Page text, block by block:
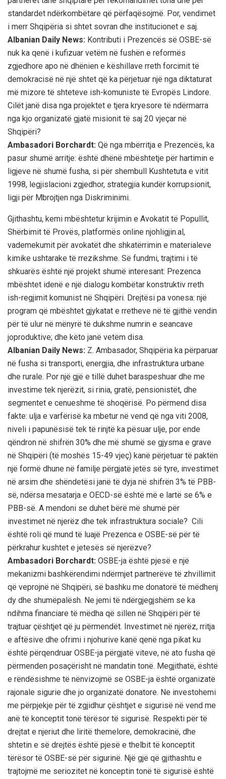
standardet ndërkombëtare që përfaqësojmë. Por, vendimet
i merr Shqipëria si shtet sovran dhe institucionet e saj.
Albanian Daily News: Kontributi i Prezencës së OSBE-së
nuk ka qenë i kufizuar vetëm në fushën e reformës
zgjedhore apo në dhënien e këshillave rreth forcimit të
demokracisë në një shtet që ka përjetuar një nga diktaturat
më mizore të shteteve ish-komuniste të Evropës Lindore.
Cilët janë disa nga projektet e tjera kryesore të ndërmarra
nga kjo organizatë gjatë misionit të saj 20 vjeçar në
Shqipëri?
Ambasadori Borchardt: Që nga mbërritja e Prezencës, ka
pasur shumë arritje: është dhënë mbështetje për hartimin e
ligjeve në shumë fusha, si për shembull Kushtetuta e vitit
1998, legjislacioni zgjedhor, strategjia kundër korrupsionit,
ligji për Mbrojtjen nga Diskriminimi.
Gjithashtu, kemi mbështetur krijimin e Avokatit të Popullit,
Shërbimit të Provës, platformës online njohligjin.al,
vademekumit për avokatët dhe shkatërrimin e materialeve
kimike ushtarake të rrezikshme. Së fundmi, trajtimi i të
shkuarës është një projekt shumë interesant: Prezenca
mbështet idenë e një dialogu kombëtar konstruktiv rreth
ish-regjimit komunist në Shqipëri. Drejtësi pa vonesa: një
program që mbështet gjykatat e rretheve në të gjithë vendin
për të ulur në mënyrë të dukshme numrin e seancave
joproduktive; dhe këto janë vetëm disa.
Albanian Daily News: Z. Ambasador, Shqipëria ka përparuar
në fusha si transporti, energjia, dhe infrastruktura urbane
dhe rurale. Por një gjë e tillë duhet baraspeshuar dhe me
investime tek njerëzit, si rinia, gratë, pensionistët, dhe
segmentet e cenueshme të shoqërisë. Po përmend disa
fakte: ulja e varfërisë ka mbetur në vend që nga viti 2008,
niveli i papunësisë tek të rinjtë ka pësuar ulje, por ende
qëndron në shifrën 30% dhe më shumë se gjysma e grave
në Shqipëri (të moshës 15-49 vjeç) kanë përjetuar të paktën
një formë dhune në familje përgjatë jetës së tyre, investimet
në arsim dhe shëndetësi janë të dyja në shifrën 3% të PBB-
së, ndërsa mesatarja e OECD-së është më e lartë se 6% e
PBB-së. A mendoni se duhet bërë më shumë për
investimet në njerëz dhe tek infrastruktura sociale? Cili
është roli që mund të luajë Prezenca e OSBE-së për të
përkrahur kushtet e jetesës së njerëzve?
Ambasadori Borchardt: OSBE-ja është pjesë e një
mekanizmi bashkërendimi ndërmjet partnerëve të zhvillimit
që veprojnë në Shqipëri, së bashku me donatorë të mëdhenj
dy dhe shumëpalësh. Ne jemi të ndërgjegjshëm se ka
ndihma financiare të mëdha që sillen në Shqipëri për të
trajtuar çështjet që ju përmendët. Investimet në njerëz, rritja
e aftësive dhe ofrimi i njohurive kanë qenë nga pikat ku
është përqendruar OSBE-ja përgjatë viteve, në ato fusha që
përmenden posaçërisht në mandatin tonë. Megjithatë, është
e rëndësishme të nënvizojmë se OSBE-ja është organizatë
rajonale sigurie dhe jo organizatë donatore. Ne investohemi
me përpjekje për të zgjidhur çështjet e sigurisë në vend me
anë të konceptit tonë tërësor të sigurisë. Respekti për të
drejtat e njeriut dhe liritë themelore, demokracinë, dhe
shtetin e së drejtës është pjesë e thelbit të konceptit
tërësor të OSBE-së për sigurinë. Një gjë që gjithashtu e
trajtojmë me seriozitet në konceptin tonë të sigurisë është